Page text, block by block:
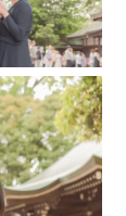
ぎてしまう
たい。
最高の写真